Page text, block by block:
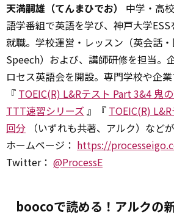
天満嗣雄（てんまひでお）
中学・高
語学番組で英語を学び、神戸大学
就職。学校運営・レッスン（英会話・
Speech）および、講師研修を担当。
ロセス英語会を開設。専門学校や企
『 TOEIC(R) L&Rテスト Part 3&4 鬼
TTT速習シリーズ 』『 TOEIC(R)
回分 （いずれも共著、アルク）などが
ホームページ： https://
Twitter： @ProcessE
boocoで読める！アルクの